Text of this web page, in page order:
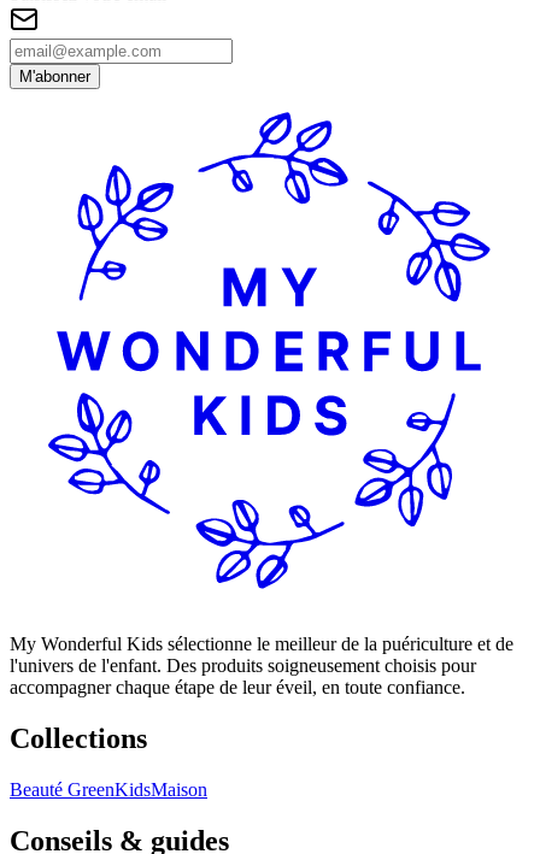
M'abonner
My Wonderful Kids sélectionne le meilleur de la puériculture et de
l'univers de l'enfant. Des produits soigneusement choisis pour
accompagner chaque étape de leur éveil, en toute confiance.
Collections
Beauté GreenKidsMaison
Conseils & guides